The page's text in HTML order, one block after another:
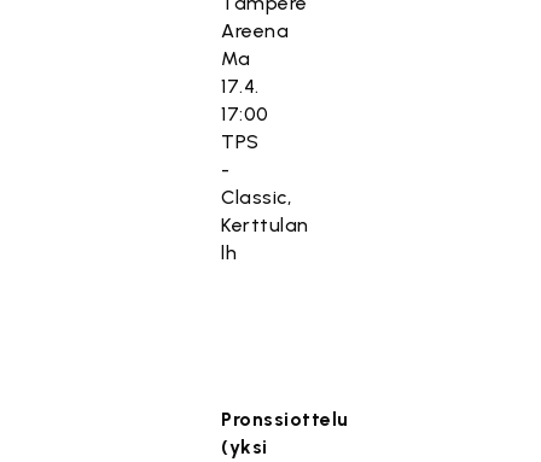
Areena
Ma
17.4.
17:00
TPS
-
Classic,
Kerttulan
lh
Pronssiottelu
(yksi